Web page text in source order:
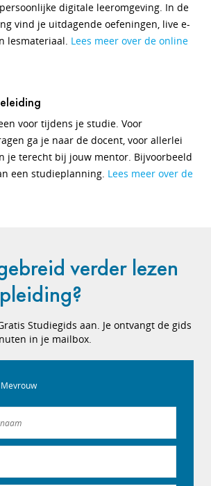
digitale leeromgeving. In de
vind je uitdagende oefeningen, live e-
lesmateriaal. Lees meer over de online
voor tijdens je studie. Voor
ga je naar de docent, voor allerlei
je terecht bij jouw mentor. Bijvoorbeeld
een studieplanning. Lees meer over de
verder lezen
Studiegids aan. Je ontvangt de gids
in je mailbox.
Mevrouw